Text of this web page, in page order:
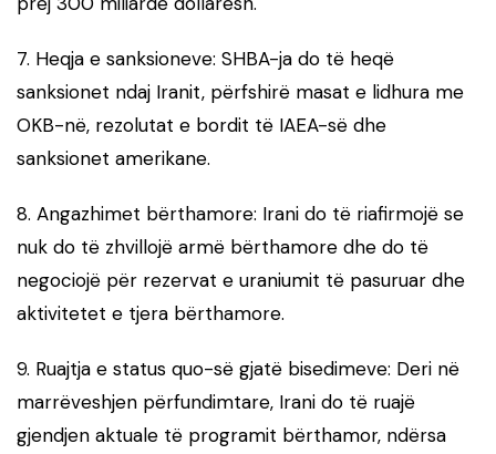
7. Heqja e sanksioneve: SHBA-ja do të heqë
sanksionet ndaj Iranit, përfshirë masat e lidhura me
OKB-në, rezolutat e bordit të IAEA-së dhe
sanksionet amerikane.
8. Angazhimet bërthamore: Irani do të riafirmojë se
nuk do të zhvillojë armë bërthamore dhe do të
negociojë për rezervat e uraniumit të pasuruar dhe
aktivitetet e tjera bërthamore.
9. Ruajtja e status quo-së gjatë bisedimeve: Deri në
marrëveshjen përfundimtare, Irani do të ruajë
gjendjen aktuale të programit bërthamor, ndërsa